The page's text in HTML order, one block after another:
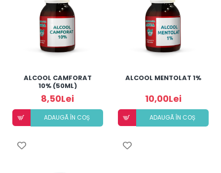
ALCOOL CAMFORAT
10% (50ML)
8,50Lei
ADAUGÃ ÎN COȘ
ALCOOL MENTOLAT 1%
10,00Lei
ADAUGÃ ÎN COȘ